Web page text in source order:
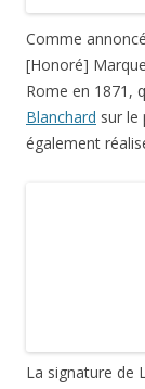
qu’il est en
Photographies
Cette entrée a
marquée avec
l’hôtel de